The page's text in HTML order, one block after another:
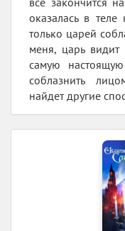
оказалась в
только царей
меня, царь видит
самую
соблазнить
найдет другие